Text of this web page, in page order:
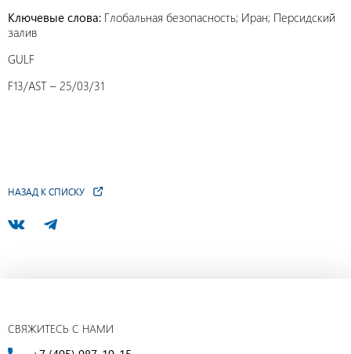
Ключевые слова: Глобальная безопасность; Иран; Персидский
залив
GULF
F13/AST – 25/03/31
НАЗАД К СПИСКУ
СВЯЖИТЕСЬ С НАМИ